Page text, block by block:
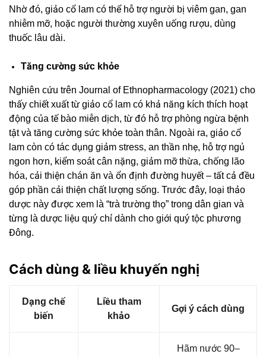
Nhờ đó, giảo cổ lam có thể hỗ trợ người bị viêm gan, gan
nhiễm mỡ, hoặc người thường xuyên uống rượu, dùng
thuốc lâu dài.
Tăng cường sức khỏe
Nghiên cứu trên Journal of Ethnopharmacology (2021) cho
thấy chiết xuất từ giảo cổ lam có khả năng kích thích hoạt
động của tế bào miễn dịch, từ đó hỗ trợ phòng ngừa bệnh
tật và tăng cường sức khỏe toàn thân. Ngoài ra, giảo cổ
lam còn có tác dụng giảm stress, an thần nhẹ, hỗ trợ ngủ
ngon hơn, kiểm soát cân nặng, giảm mỡ thừa, chống lão
hóa, cải thiện chán ăn và ổn định đường huyết – tất cả đều
góp phần cải thiện chất lượng sống. Trước đây, loại thảo
dược này được xem là “trà trường thọ” trong dân gian và
từng là dược liệu quý chỉ dành cho giới quý tộc phương
Đông.
Cách dùng & liều khuyến nghị
Dạng chế
biến
Liều tham
khảo
Gợi ý cách dùng
Hãm nước 90–